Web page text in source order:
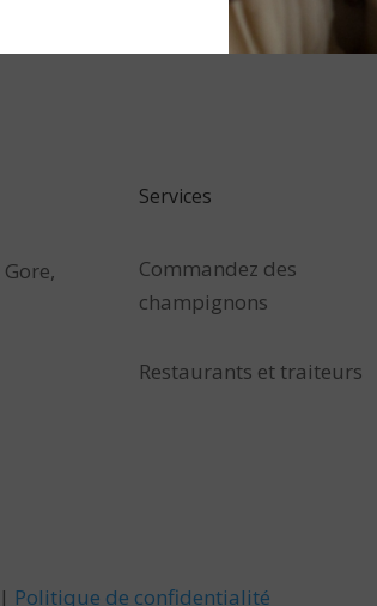
Services
Commandez des
champignons
Restaurants et traiteurs
Politique de confidentialité